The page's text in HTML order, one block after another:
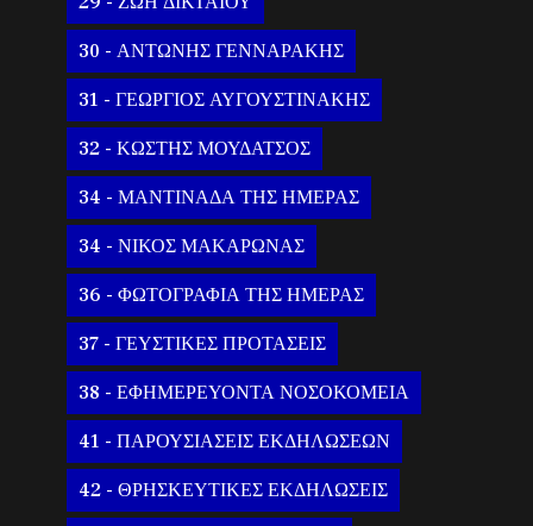
30 - ΑΝΤΩΝΗΣ ΓΕΝΝΑΡΑΚΗΣ
31 - ΓΕΩΡΓΙΟΣ ΑΥΓΟΥΣΤΙΝΑΚΗΣ
32 - ΚΩΣΤΗΣ ΜΟΥΔΑΤΣΟΣ
34 - ΜΑΝΤΙΝΑΔΑ ΤΗΣ ΗΜΕΡΑΣ
34 - ΝΙΚΟΣ ΜΑΚΑΡΩΝΑΣ
36 - ΦΩΤΟΓΡΑΦΙΑ ΤΗΣ ΗΜΕΡΑΣ
37 - ΓΕΥΣΤΙΚΕΣ ΠΡΟΤΑΣΕΙΣ
38 - ΕΦΗΜΕΡΕΥΟΝΤΑ ΝΟΣΟΚΟΜΕΙΑ
41 - ΠΑΡΟΥΣΙΑΣΕΙΣ ΕΚΔΗΛΩΣΕΩΝ
42 - ΘΡΗΣΚΕΥΤΙΚΕΣ ΕΚΔΗΛΩΣΕΙΣ